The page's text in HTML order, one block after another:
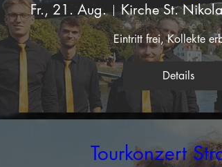
Fr., 21. Aug. Kirche St.
Eintritt frei, Kollekte
Details
Tourkonzert